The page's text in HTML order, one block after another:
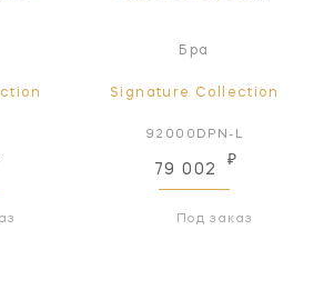
Бра
Signature Collection
92000DPN-L
79 002
₽
Под заказ